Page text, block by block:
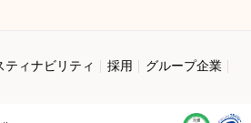
ティナビリティ 採用
グループ企業